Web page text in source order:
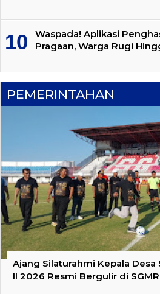
Waspada! Aplikasi
Pragaan, Warga Rugi
PEMERINTAHAN
Ajang Silaturahmi Kepala Desa
II 2026 Resmi Bergulir di